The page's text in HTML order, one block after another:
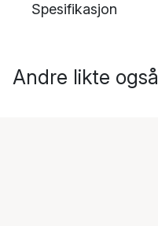
Spesifikasjon
Andre likte også